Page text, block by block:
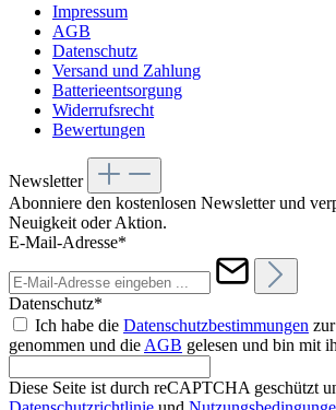
Impressum
AGB
Datenschutz
Versand und Zahlung
Batterieentsorgung
Widerrufsrecht
Bewertungen
Newsletter
Abonniere den kostenlosen Newsletter und
Neuigkeit oder Aktion.
E-Mail-Adresse*
Datenschutz*
Ich habe die Datenschutzbestimmungen
genommen und die AGB gelesen und bin mit
Diese Seite ist durch reCAPTCHA geschützt